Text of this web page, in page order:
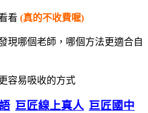
看 (真的不收費喔)
現哪個老師，哪個方法更適合自
容易吸收的方式
巨匠線上真人 巨匠國中